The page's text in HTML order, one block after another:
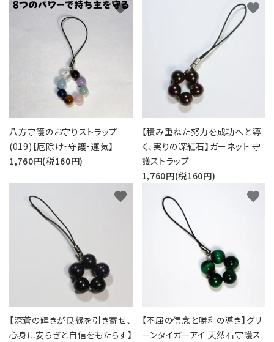
八方守護のお守りストラップ
(019)【厄除け・守護・運気】
1,760円(税160円)
favorite
【積み重ねた努力を成功へと導
く、実りの深紅石】ガーネット 守
護ストラップ
1,760円(税160円)
favorite
【深蒼の輝きが良縁を引き寄せ、
心身に安らぎと自信をもたらす】
favorite
【不屈の信念と勝利の導き】グリ
ーンタイガーアイ 天然石守護ス
favorite